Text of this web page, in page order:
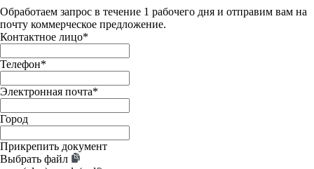
Обработаем запрос в течение 1 рабочего дня и отправим вам на
почту коммерческое предложение.
Контактное лицо*
Телефон*
Электронная почта*
Город
Прикрепить документ
Выбрать файл